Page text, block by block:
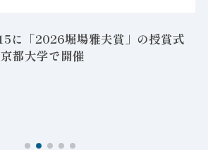
に「2026堀場雅夫賞」の授賞式
都大学で開催